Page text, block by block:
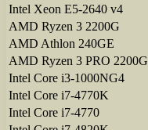
Intel Xeon E5-2640 v4
AMD Ryzen 3 2200G
AMD Athlon 240GE
AMD Ryzen 3 PRO 2200G
Intel Core i3-1000NG4
Intel Core i7-4770K
Intel Core i7-4770